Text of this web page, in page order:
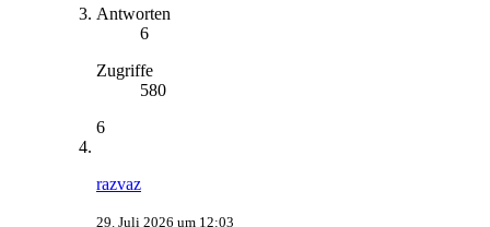
Antworten
6
Zugriffe
580
6
razvaz
29. Juli 2026 um 12:03